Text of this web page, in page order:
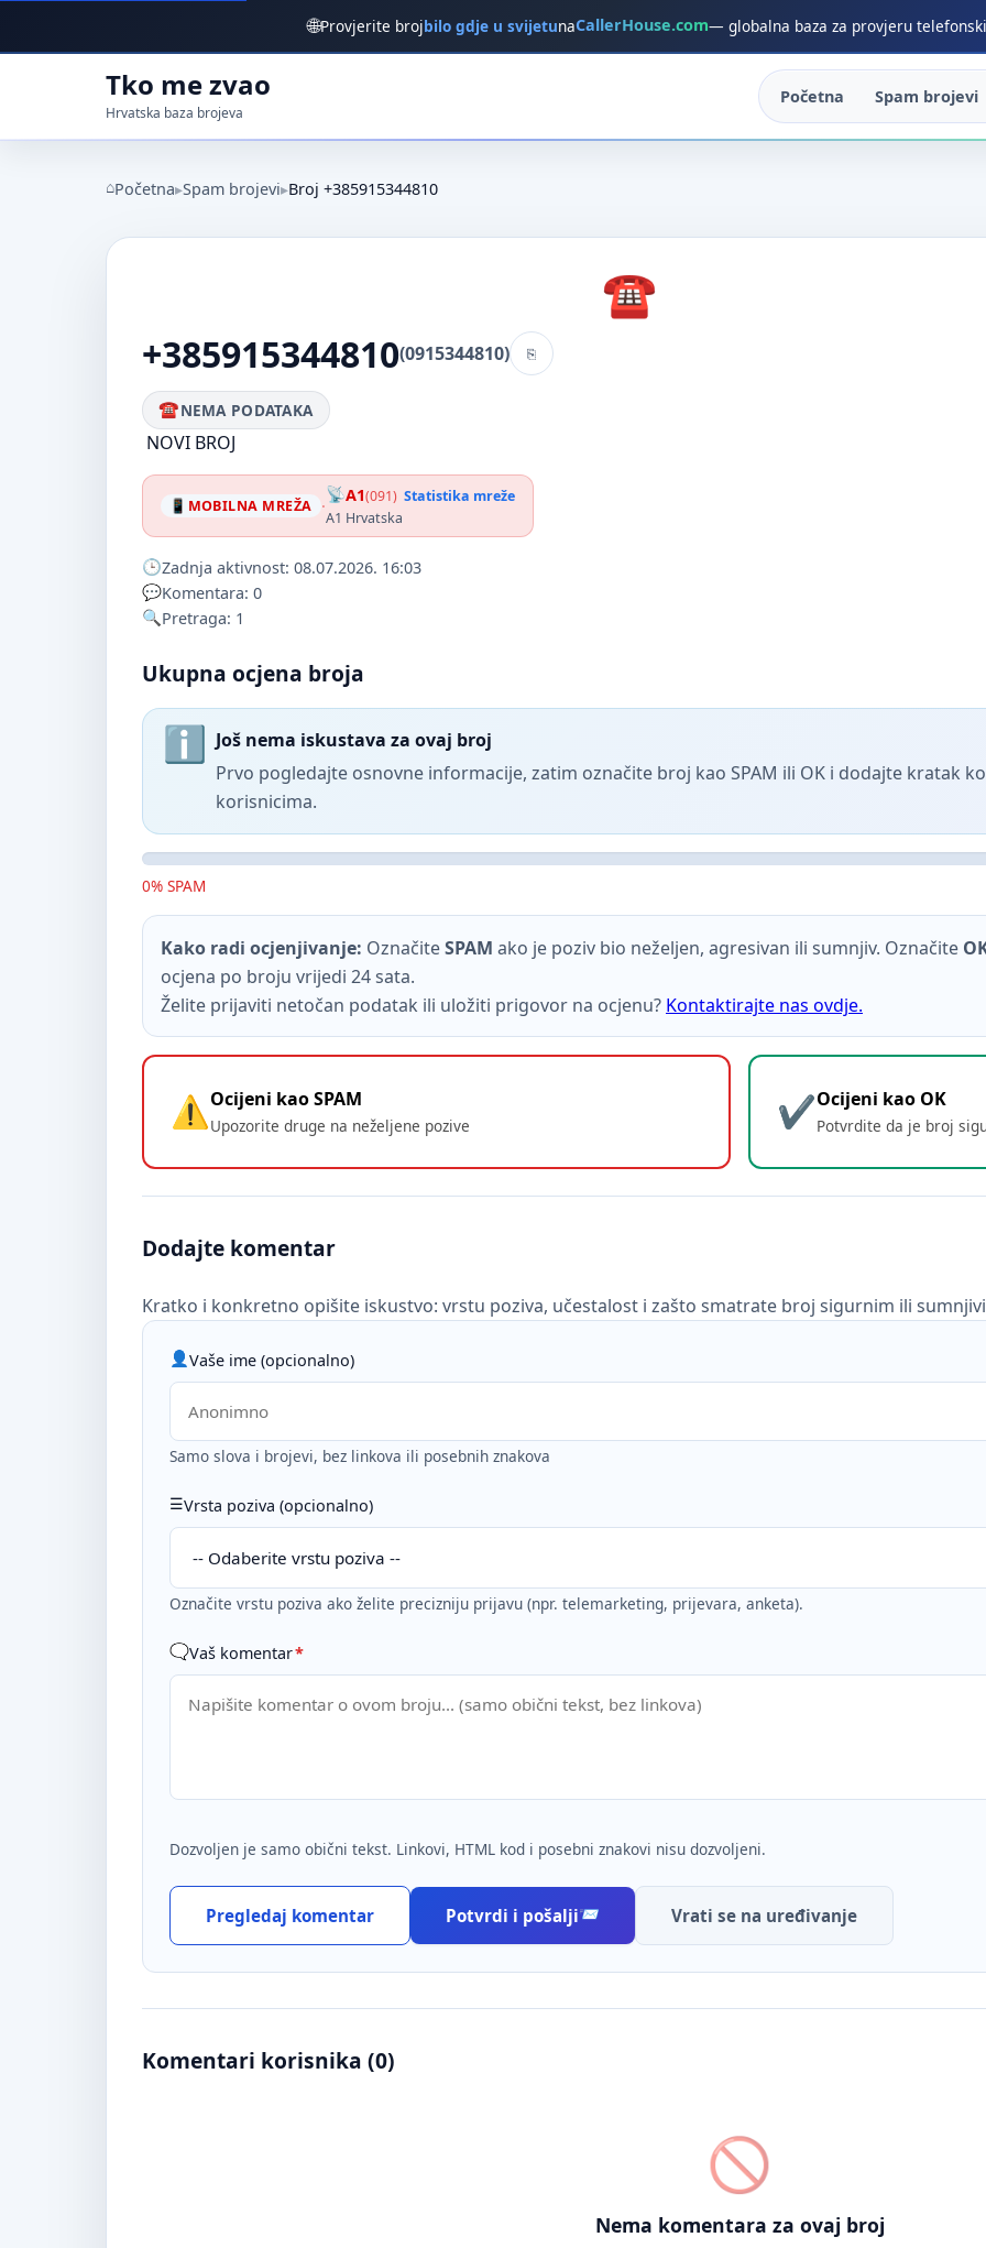
🌐Provjerite brojbilo gdje u svijetunaCallerHouse.com— globalna baza za provjeru
Tko me zvao
Hrvatska baza brojeva
Početna Spam brojevi
Početna Spam brojevi Broj +385915344810
+385915344810(0915344810)
NEMA PODATAKA
NOVI BROJ
MOBILNA MREŽA · A1(091) Statistika mreže
A1 Hrvatska
Zadnja aktivnost: 08.07.2026. 16:03
Komentara: 0
Pretraga: 1
Ukupna ocjena broja
Još nema iskustava za ovaj broj
Prvo pogledajte osnovne informacije, zatim označite broj kao SPAM ili OK i dodajte kratak
korisnicima.
0% SPAM
Kako radi ocjenjivanje: OznačiteSPAM ako je poziv bio neželjen, agresivan ili sumnjiv. Označite
ocjena po broju vrijedi 24 sata.
Želite prijaviti netočan podatak ili uložiti prigovor na ocjenu? Kontaktirajte nas ovdje.
Ocijeni kao SPAM
Upozorite druge na neželjene pozive
Ocijeni kao OK
Potvrdite da je broj
Dodajte komentar
Kratko i konkretno opišite iskustvo: vrstu poziva, učestalost i zašto smatrate broj sigurnim ili
Vaše ime (opcionalno)
Samo slova i brojevi, bez linkova ili posebnih znakova
Vrsta poziva (opcionalno)
Označite vrstu poziva ako želite precizniju prijavu (npr. telemarketing, prijevara, anketa).
Vaš komentar*
Dozvoljen je samo obični tekst. Linkovi, HTML kod i posebni znakovi nisu dozvoljeni.
Pregledaj komentar Potvrdi i pošalji Vrati se na uređivanje
Komentari korisnika (0)
Nema komentara za ovaj broj